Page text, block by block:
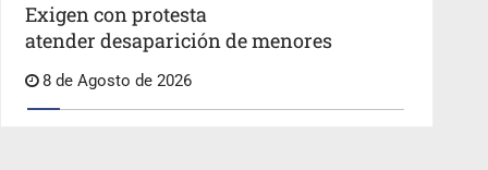
Exigen con protesta
atender desaparición de menores
8 de Agosto de 2026